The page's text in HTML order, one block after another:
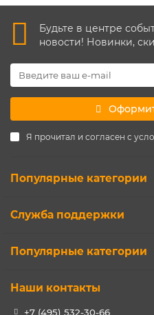
Будьте в центре
новости! Новинки,
Я прочитал и согласен с
Популярные категории
Служба поддержки
Популярные категории
Наши контакты
+7 (495) 532-30-66